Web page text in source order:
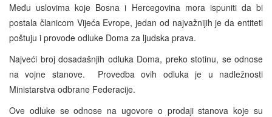
Među uslovima koje Bosna i Hercegovina mora ispuniti da bi
postala članicom Vijeća Evrope, jedan od najvažnijih je da entiteti
poštuju i provode odluke Doma za ljudska prava.
Najveći broj dosadašnjih odluka Doma, preko stotinu, se odnose
na vojne stanove. Provedba ovih odluka je u nadležnosti
Ministarstva odbrane Federacije.
Ove odluke se odnose na ugovore o prodaji stanova koje su